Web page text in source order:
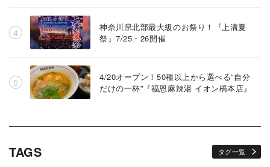
神奈川県北部最大級のお祭り！『上溝夏
祭』7/25・26開催
4/20オープン！50種以上から選べる“自分
だけの一杯”『福恩麻辣湯 イオン橋本店』
TAGS タグ一覧